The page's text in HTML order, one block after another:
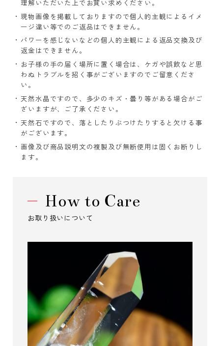
理解いただいた上でお買い求めください。
現物画像を掲載しておりますので個人的主観によるイメ
ージ違い等でのご返品はできません。
パワーを感じないなどの個人的主観による返品交換及び
返金はできません。
お子様の手の届く場所に置く場合は、ケガや誤飲など思
わぬトラブルを招く事がございますのでご留意くださ
い。
天然水晶ですので、多少のキズ・曇り等がある場合がご
ざいますが、ご了承ください。
天然石ですので、落としたりぶつけたりすると欠ける事
がございます。
画像及び商品説明文の複製及び無断使用は固くお断りし
ます。
How to Care
お取り扱いについて